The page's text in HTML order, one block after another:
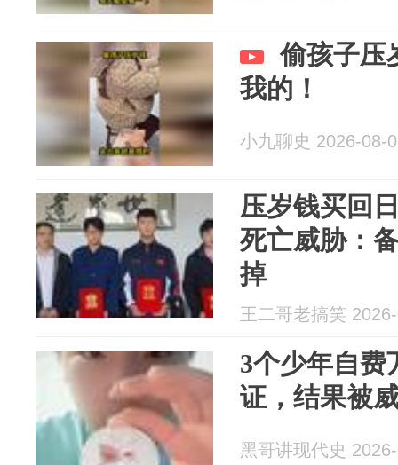
偷孩子压
我的！
小九聊史 2026-08-
压岁钱买回
死亡威胁：
掉
王二哥老搞笑
3个少年自费
证，结果被
黑哥讲现代史